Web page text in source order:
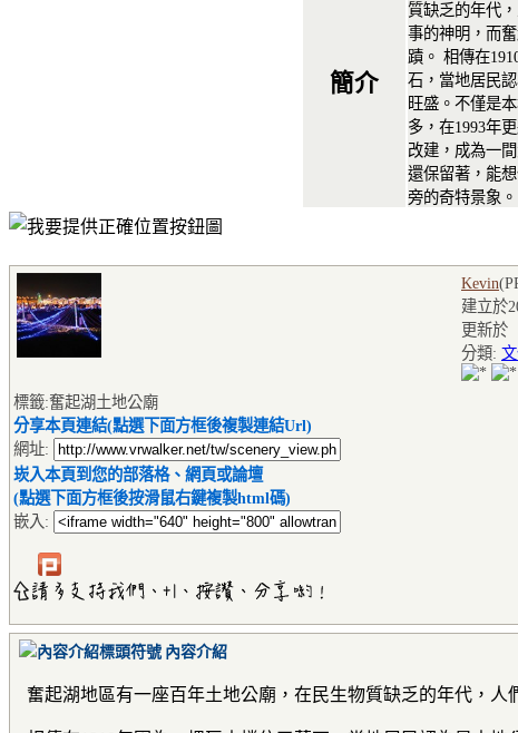
簡介
質缺乏的年代
事的神明，而
蹟。 相傳在
石，當地居民
旺盛。不僅是
多，在1993年
改建，成為一
還保留著，能
旁的奇特景象。
Kevin
建立於
更新於
分類:
標籤:奮起湖土地公廟
分享本頁連結(點選下面方框後複製連結Url)
網址:
崁入本頁到您的部落格、網頁或論壇
(點選下面方框後按滑鼠右鍵複製html碼)
嵌入:
內容介紹
奮起湖地區有一座百年土地公廟，在民生物質缺乏的年代，